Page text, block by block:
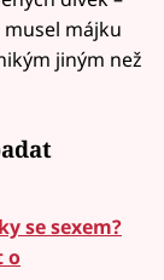
májku
jiným než
se sexem?
o